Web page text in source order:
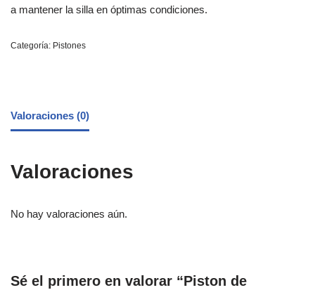
a mantener la silla en óptimas condiciones.
Categoría: Pistones
Valoraciones (0)
Valoraciones
No hay valoraciones aún.
Sé el primero en valorar “Piston de